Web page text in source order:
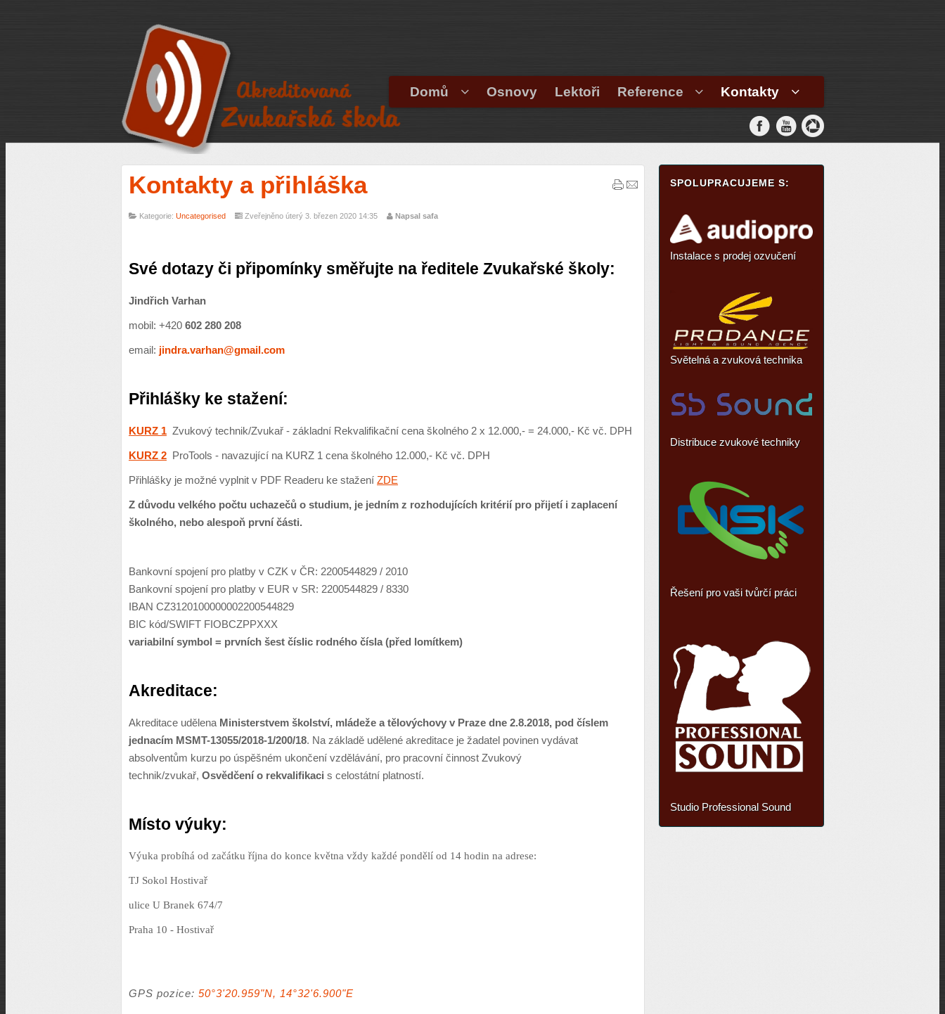
Domů Osnovy Lektoři Reference Kontakty
Kontakty a přihláška
Kategorie: Uncategorised Zveřejněno úterý 3. březen 2020 14:35 Napsal safa
Své dotazy či připomínky směřujte na ředitele Zvukařské školy:
Jindřich Varhan
mobil: +420 602 280 208
email: jindra.varhan@gmail.com
Přihlášky ke stažení:
KURZ 1 Zvukový technik/Zvukař - základní Rekvalifikační cena školného 2 x 12.000,- = 24.000,- Kč vč. DPH
KURZ 2 ProTools - navazující na KURZ 1 cena školného 12.000,- Kč vč. DPH
Přihlášky je možné vyplnit v PDF Readeru ke stažení ZDE
Z důvodu velkého počtu uchazečů o studium, je jedním z rozhodujících kritérií pro přijetí i zaplacení
školného, nebo alespoň první části.
Bankovní spojení pro platby v CZK v ČR: 2200544829 / 2010
Bankovní spojení pro platby v EUR v SR: 2200544829 / 8330
IBAN CZ3120100000002200544829
BIC kód/SWIFT FIOBCZPPXXX
variabilní symbol = prvních šest číslic rodného čísla (před lomítkem)
Akreditace:
Akreditace udělena Ministerstvem školství, mládeže a tělovýchovy v Praze dne 2.8.2018, pod číslem
jednacím MSMT-13055/2018-1/200/18. Na základě udělené akreditace je žadatel povinen vydávat
absolventům kurzu po úspěšném ukončení vzdělávání, pro pracovní činnost Zvukový
technik/zvukař, Osvědčení o rekvalifikaci s celostátní platností.
Místo výuky:
Výuka probíhá od začátku října do konce května vždy každé pondělí od 14 hodin na adrese:
TJ Sokol Hostivař
ulice U Branek 674/7
Praha 10 - Hostivař
GPS pozice: 50°3'20.959"N, 14°32'6.900"E
SPOLUPRACUJEME S:
Instalace s prodej ozvučení
Světelná a zvuková technika
Distribuce zvukové techniky
Řešení pro vaši tvůrčí práci
Studio Professional Sound